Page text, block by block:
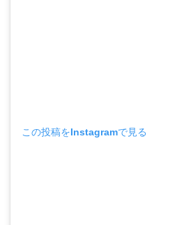
この投稿をInstagramで見る